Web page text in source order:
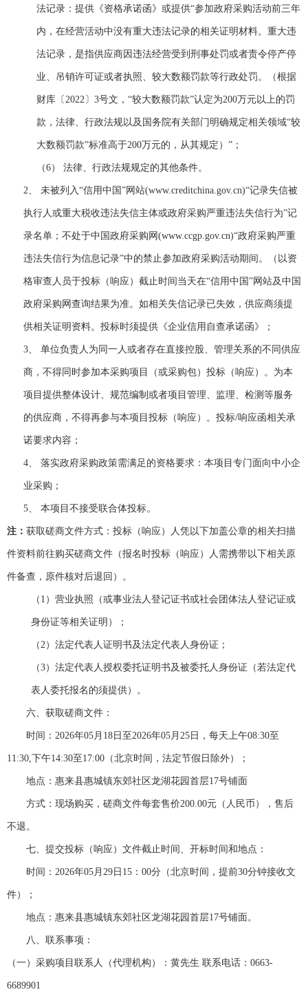
法记录 ： 提供《资格承诺函》或提供“参加政府采购活动前三年
内，在经营活动中没有重大违法记录的相关证明材料。 重大违
法记录，是指供应商因违法经营受到刑事处罚或者责令停产停
业、吊销许可证或者执照、较大数额罚款等行政处罚。（根据
财库〔 2022〕3号文，“较大数额罚款”认定为200万元以上的罚
款，法律、行政法规以及国务院有关部门明确规定相关领域“较
大数额罚款”标准高于200万元的，从其规定） ” ；
（6） 法律、行政法规规定的其他条件。
2、 未被列入“信用中国”网站(www.creditchina.gov.cn)“记录失信被
执行人或重大税收违法失信主体或政府采购严重违法失信行为”记
录名单；不处于中国政府采购网(www.ccgp.gov.cn)“政府采购严重
违法失信行为信息记录”中的禁止参加政府采购活动期间。（以资
格审查人员于投标（响应）截止时间当天在“信用中国”网站及中国
政府采购网查询结果为准。如相关失信记录已失效，供应商须提
供相关证明资料。投标时须提供《企业信用自查承诺函》 ；
3、 单位负责人为同一人或者存在直接控股、管理关系的不同供应
商，不得同时参加本采购项目（或采购包）投标（响应）。为本
项目提供整体设计、规范编制或者项目管理、监理、检测等服务
的供应商，不得再参与本项目投标（响应）。 投标/响应函相关承
诺要求内容 ；
4、 落实政府采购政策需满足的资格要求：本项目专门面向中小企
业采购 ；
5、 本项目不接受联合体投标。
注： 获取磋商文件方式： 投标（响应）人凭以下加盖公章的相关扫描
件资料前往购买磋商文件 （报名时投标（响应）人 需携带以下相关原
件备查 ， 原件核对后退回） 。
（1） 营业执照 （或事业法人登记证书或社会团体法人登记证或
身份证等相关证明 ） ；
（2） 法定代表人证明书及法定代表人身份证；
（3） 法定代表人授权委托证明书及被委托人身份证（若法定代
表人委托报名的须提供） 。
六、 获取磋商文件：
时间： 2026年05月 18 日 至2026年05月 25 日 ， 每天上午08:30至
11:30,下午14:30至 17:00 （北京时间，法定节假日除外）；
地点： 惠来县惠城镇东郊社区龙湖花园首层17号铺面
方式：现场购买，磋商文件每套售价200.00元（人民币），售后
不退。
七、 提交投标（响应）文件截止时间、开标时间和地点 ：
时间 ： 2026年05月 29 日 15 ： 00分（北京时间 ， 提前30分钟接收文
件） ；
地点： 惠来县惠城镇东郊社区龙湖花园首层17号铺面。
八、 联系事项：
（一） 采购项目联系人（代理机构）： 黄先生 联系电话： 0663-
6689901